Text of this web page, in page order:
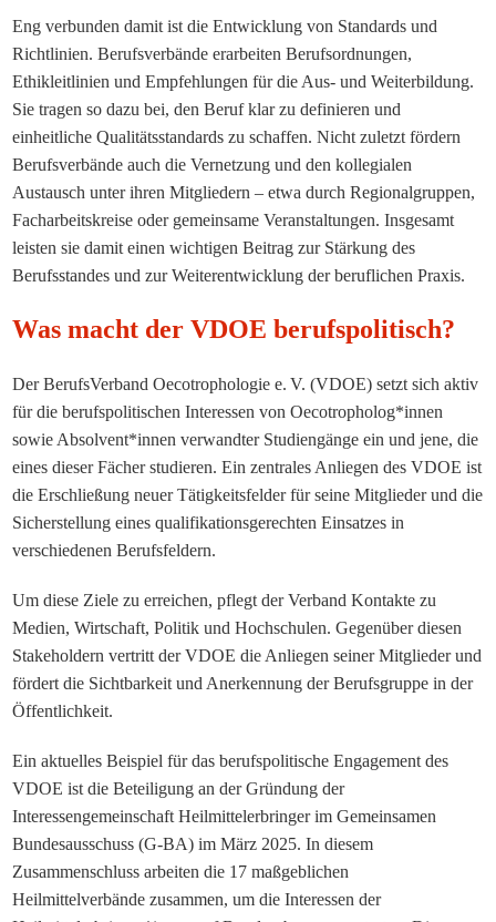
Eng verbunden damit ist die Entwicklung von Standards und
Richtlinien. Berufsverbände erarbeiten Berufsordnungen,
Ethikleitlinien und Empfehlungen für die Aus- und Weiterbildung.
Sie tragen so dazu bei, den Beruf klar zu definieren und
einheitliche Qualitätsstandards zu schaffen. Nicht zuletzt fördern
Berufsverbände auch die Vernetzung und den kollegialen
Austausch unter ihren Mitgliedern – etwa durch Regionalgruppen,
Facharbeitskreise oder gemeinsame Veranstaltungen. Insgesamt
leisten sie damit einen wichtigen Beitrag zur Stärkung des
Berufsstandes und zur Weiterentwicklung der beruflichen Praxis.
Was macht der VDOE berufspolitisch?
Der BerufsVerband Oecotrophologie e. V. (VDOE) setzt sich aktiv
für die berufspolitischen Interessen von Oecotropholog*innen
sowie Absolvent*innen verwandter Studiengänge ein und jene, die
eines dieser Fächer studieren. Ein zentrales Anliegen des VDOE ist
die Erschließung neuer Tätigkeitsfelder für seine Mitglieder und die
Sicherstellung eines qualifikationsgerechten Einsatzes in
verschiedenen Berufsfeldern.
Um diese Ziele zu erreichen, pflegt der Verband Kontakte zu
Medien, Wirtschaft, Politik und Hochschulen. Gegenüber diesen
Stakeholdern vertritt der VDOE die Anliegen seiner Mitglieder und
fördert die Sichtbarkeit und Anerkennung der Berufsgruppe in der
Öffentlichkeit.
Ein aktuelles Beispiel für das berufspolitische Engagement des
VDOE ist die Beteiligung an der Gründung der
Interessengemeinschaft Heilmittelerbringer im Gemeinsamen
Bundesausschuss (G-BA) im März 2025. In diesem
Zusammenschluss arbeiten die 17 maßgeblichen
Heilmittelverbände zusammen, um die Interessen der